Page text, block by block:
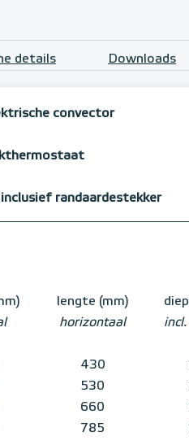
details Downloads
convector
randaardestekker
lengte (mm)
horizontaal
430
530
660
785